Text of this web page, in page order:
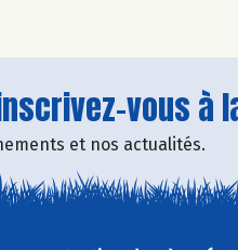
vous à
et nos actualités.